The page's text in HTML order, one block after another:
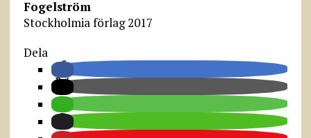
Fogelström
Stockholmia förlag 2017
Dela